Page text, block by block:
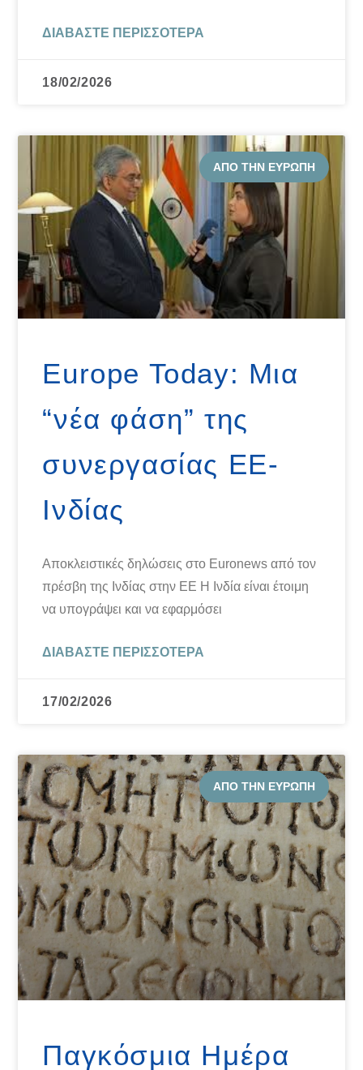
ΔΙΑΒΆΣΤΕ ΠΕΡΙΣΣΌΤΕΡΑ
18/02/2026
ΑΠΌ ΤΗΝ ΕΥΡΏΠΗ
Europe Today: Μια
“νέα φάση” της
συνεργασίας ΕΕ-
Ινδίας
Αποκλειστικές δηλώσεις στο Euronews από τον
πρέσβη της Ινδίας στην ΕΕ Η Ινδία είναι έτοιμη
να υπογράψει και να εφαρμόσει
ΔΙΑΒΆΣΤΕ ΠΕΡΙΣΣΌΤΕΡΑ
17/02/2026
ΑΠΌ ΤΗΝ ΕΥΡΏΠΗ
Παγκόσμια Ημέρα